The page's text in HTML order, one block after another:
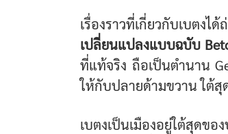
เรื่องราวที่เกี่ยวกับเบตงไ
เปลี่ยนแปลงแบบฉบับ
ที่แท้จริง ถือเป็นตำนาน
ให้กับปลายด้ามขวาน ใต้
เบตงเป็นเมืองอยู่ใต้สุดข